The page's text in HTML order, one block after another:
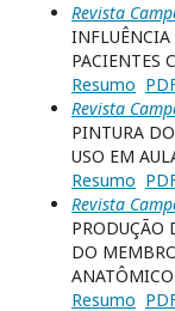
Revista
PACIENTES
Resumo
Revista
PINTURA
USO EM
Resumo
Revista
PRODUÇÃO
DO
ANATÔMICO
Resumo